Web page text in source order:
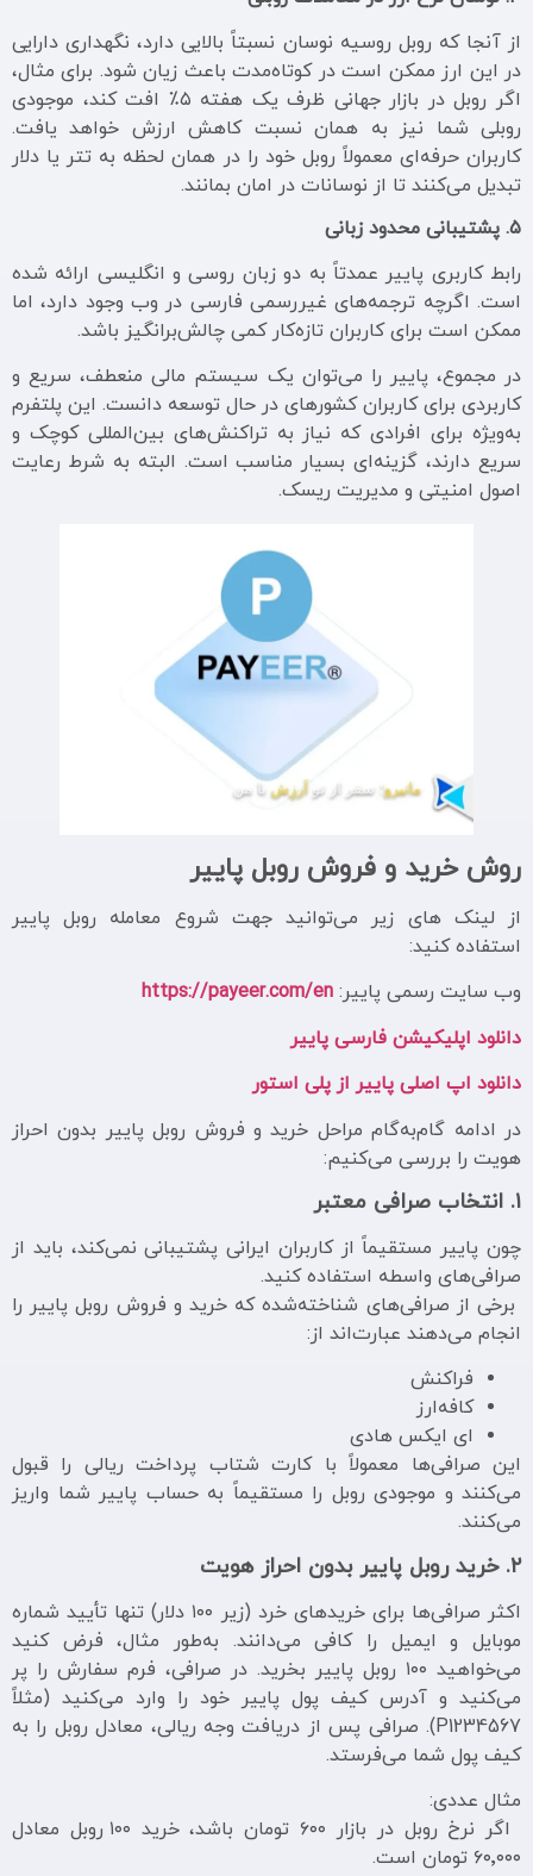
از آنجا که روبل روسیه نوسان نسبتاً بالایی دارد، نگهداری دارایی
در این ارز ممکن است در کوتاه‌مدت باعث زیان شود. برای مثال،
اگر روبل در بازار جهانی ظرف یک هفته ۵٪ افت کند، موجودی
روبلی شما نیز به همان نسبت کاهش ارزش خواهد یافت.
کاربران حرفه‌ای معمولاً روبل خود را در همان لحظه به تتر یا دلار
تبدیل می‌کنند تا از نوسانات در امان بمانند.
۵. پشتیبانی محدود زبانی
رابط کاربری پاییر عمدتاً به دو زبان روسی و انگلیسی ارائه شده
است. اگرچه ترجمه‌های غیررسمی فارسی در وب وجود دارد، اما
ممکن است برای کاربران تازه‌کار کمی چالش‌برانگیز باشد.
در مجموع، پاییر را می‌توان یک سیستم مالی منعطف، سریع و
کاربردی برای کاربران کشورهای در حال توسعه دانست. این پلتفرم
به‌ویژه برای افرادی که نیاز به تراکنش‌های بین‌المللی کوچک و
سریع دارند، گزینه‌ای بسیار مناسب است. البته به شرط رعایت
اصول امنیتی و مدیریت ریسک.
روش خرید و فروش روبل پاییر
از لینک های زیر می‌توانید جهت شروع معامله روبل پاییر
استفاده کنید:
وب سایت رسمی پاییر: https://payeer.com/en
دانلود اپلیکیشن فارسی پاییر
دانلود اپ اصلی پاییر از پلی استور
در ادامه گام‌به‌گام مراحل خرید و فروش روبل پاییر بدون احراز
هویت را بررسی می‌کنیم:
۱. انتخاب صرافی معتبر
چون پاییر مستقیماً از کاربران ایرانی پشتیبانی نمی‌کند، باید از
صرافی‌های واسطه استفاده کنید.
برخی از صرافی‌های شناخته‌شده که خرید و فروش روبل پاییر را
انجام می‌دهند عبارت‌اند از:
فراکنش
کافه‌ارز
ای ایکس هادی
این صرافی‌ها معمولاً با کارت شتاب پرداخت ریالی را قبول
می‌کنند و موجودی روبل را مستقیماً به حساب پاییر شما واریز
می‌کنند.
۲. خرید روبل پاییر بدون احراز هویت
اکثر صرافی‌ها برای خریدهای خرد (زیر ۱۰۰ دلار) تنها تأیید شماره
موبایل و ایمیل را کافی می‌دانند. به‌طور مثال، فرض کنید
می‌خواهید ۱۰۰ روبل پاییر بخرید. در صرافی، فرم سفارش را پر
می‌کنید و آدرس کیف پول پاییر خود را وارد می‌کنید (مثلاً
P1234567). صرافی پس از دریافت وجه ریالی، معادل روبل را به
کیف پول شما می‌فرستد.
مثال عددی:
اگر نرخ روبل در بازار ۶۰۰ تومان باشد، خرید ۱۰۰ روبل معادل
۶۰٬۰۰۰ تومان است.